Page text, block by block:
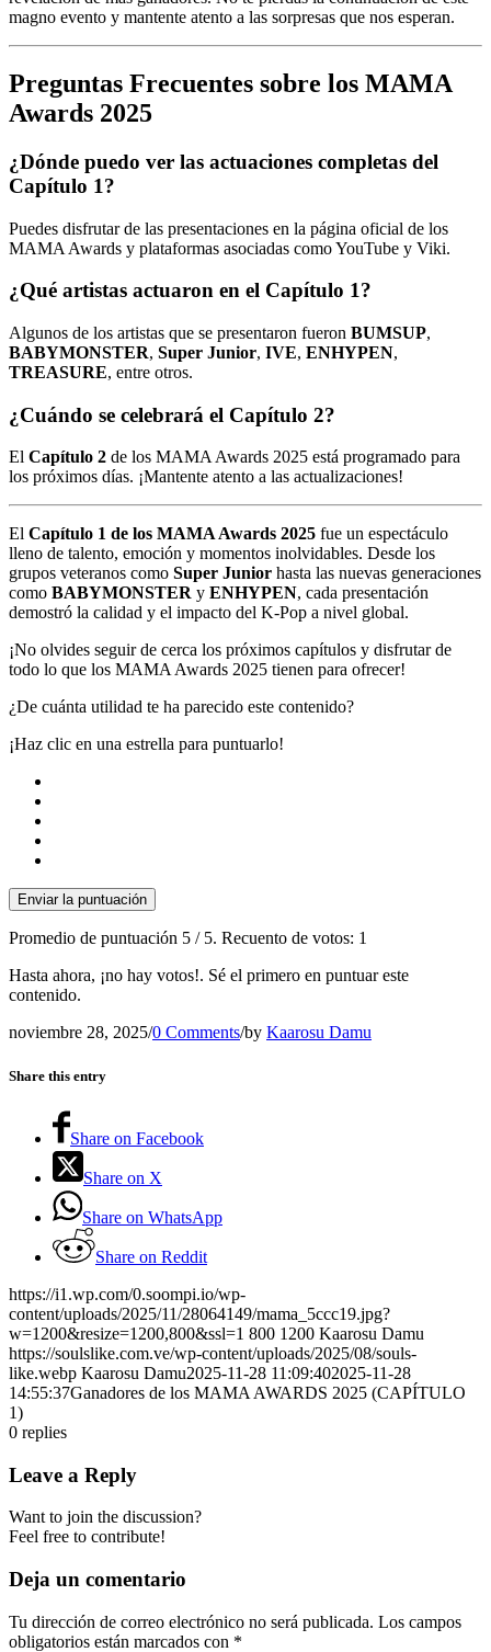
magno evento y mantente atento a las sorpresas que nos esperan.
Preguntas Frecuentes sobre los MAMA
Awards 2025
¿Dónde puedo ver las actuaciones completas del
Capítulo 1?
Puedes disfrutar de las presentaciones en la página oficial de los
MAMA Awards y plataformas asociadas como YouTube y Viki.
¿Qué artistas actuaron en el Capítulo 1?
Algunos de los artistas que se presentaron fueron BUMSUP,
BABYMONSTER, Super Junior, IVE, ENHYPEN,
TREASURE, entre otros.
¿Cuándo se celebrará el Capítulo 2?
El Capítulo 2 de los MAMA Awards 2025 está programado para
los próximos días. ¡Mantente atento a las actualizaciones!
El Capítulo 1 de los MAMA Awards 2025 fue un espectáculo
lleno de talento, emoción y momentos inolvidables. Desde los
grupos veteranos como Super Junior hasta las nuevas generaciones
como BABYMONSTER y ENHYPEN, cada presentación
demostró la calidad y el impacto del K-Pop a nivel global.
¡No olvides seguir de cerca los próximos capítulos y disfrutar de
todo lo que los MAMA Awards 2025 tienen para ofrecer!
¿De cuánta utilidad te ha parecido este contenido?
¡Haz clic en una estrella para puntuarlo!
Enviar la puntuación
Promedio de puntuación 5 / 5. Recuento de votos: 1
Hasta ahora, ¡no hay votos!. Sé el primero en puntuar este
contenido.
noviembre 28, 2025/0 Comments/by Kaarosu Damu
Share this entry
Share on Facebook
Share on X
Share on WhatsApp
Share on Reddit
https://i1.wp.com/0.soompi.io/wp-
content/uploads/2025/11/28064149/mama_5ccc19.jpg?
w=1200&resize=1200,800&ssl=1 800 1200 Kaarosu Damu
https://soulslike.com.ve/wp-content/uploads/2025/08/souls-
like.webp Kaarosu Damu2025-11-28 11:09:402025-11-28
14:55:37Ganadores de los MAMA AWARDS 2025 (CAPÍTULO
1)
0 replies
Leave a Reply
Want to join the discussion?
Feel free to contribute!
Deja un comentario
Tu dirección de correo electrónico no será publicada. Los campos
obligatorios están marcados con *